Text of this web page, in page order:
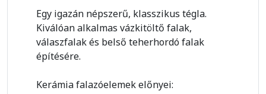
Egy igazán népszerű, klasszikus tégla.
Kiválóan alkalmas vázkitöltő falak,
válaszfalak és belső teherhordó falak
építésére.
Kerámia falazóelemek előnyei: